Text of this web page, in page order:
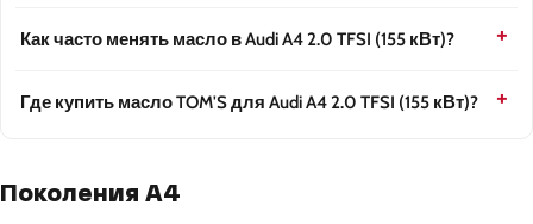
Как часто менять масло в Audi A4 2.0 TFSI (155 кВт)?
Где купить масло TOM'S для Audi A4 2.0 TFSI (155 кВт)?
Поколения A4